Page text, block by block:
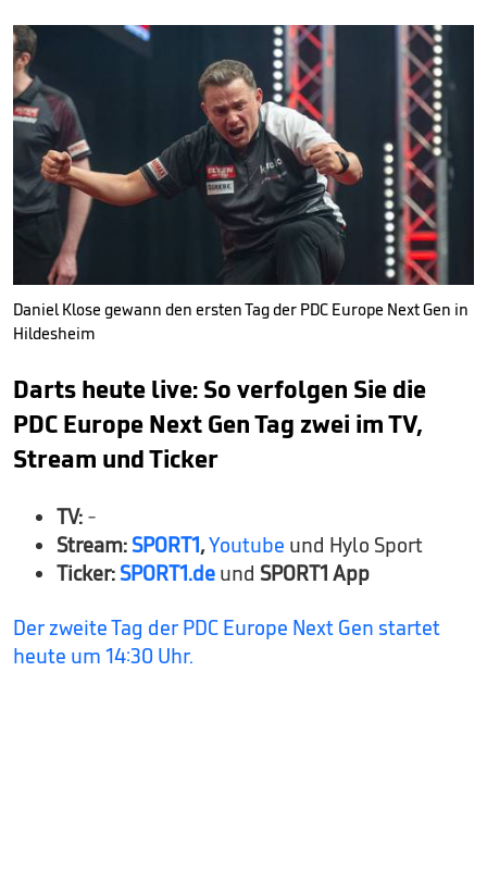
Daniel Klose gewann den ersten Tag der PDC Europe Next Gen in
Hildesheim
Darts heute live: So verfolgen Sie die
PDC Europe Next Gen Tag zwei im TV,
Stream und Ticker
TV: -
Stream:SPORT1,Youtube und Hylo Sport
Ticker:SPORT1.de und SPORT1 App
Der zweite Tag der PDC Europe Next Gen startet
heute um 14:30 Uhr.